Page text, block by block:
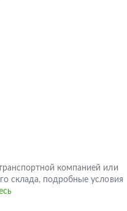
компанией или
склада, подробные условия